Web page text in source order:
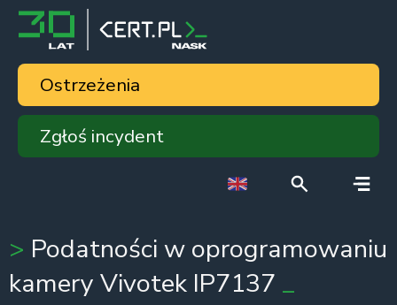
Ostrzeżenia
Zgłoś incydent
Podatności w oprogramowaniu
kamery Vivotek IP7137